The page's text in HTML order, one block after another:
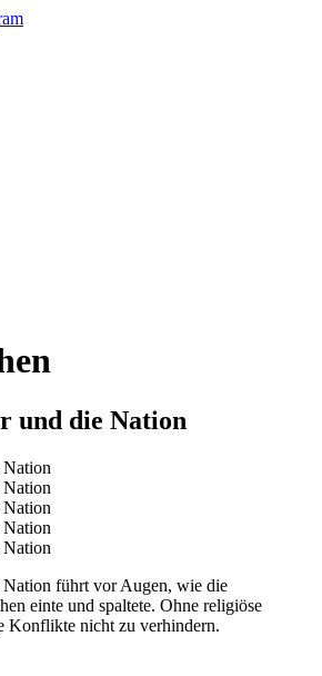
und die Nation
führt vor Augen, wie die
einte und spaltete. Ohne religiöse
Konflikte nicht zu verhindern.